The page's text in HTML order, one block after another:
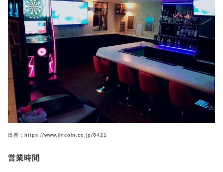
出典：https://www.lincoln.co.jp/6421
営業時間